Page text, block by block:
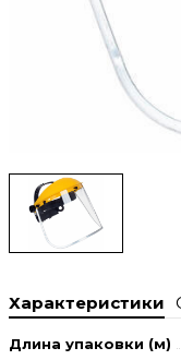
Характеристики
Длина упаковки (м)